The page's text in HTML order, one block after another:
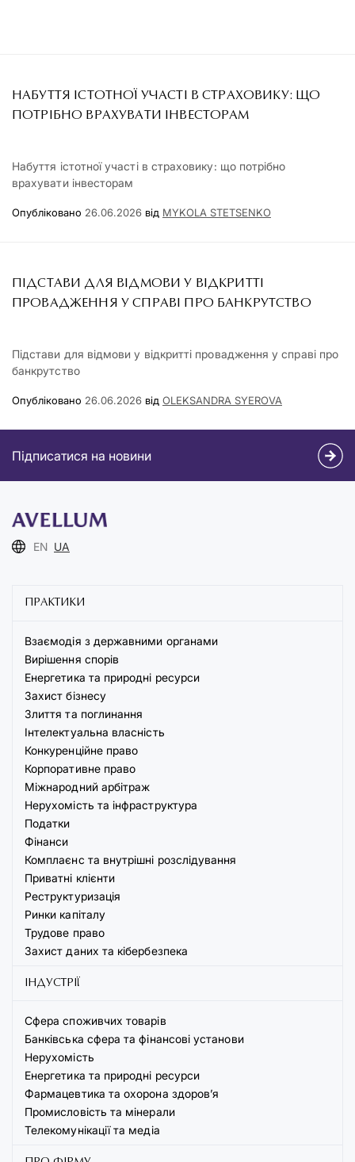
НАБУТТЯ ІСТОТНОЇ УЧАСТІ В СТРАХОВИКУ: ЩО
ПОТРІБНО ВРАХУВАТИ ІНВЕСТОРАМ
Набуття істотної участі в страховику: що потрібно
врахувати інвесторам
Опубліковано 26.06.2026 від MYKOLA STETSENKO
ПІДСТАВИ ДЛЯ ВІДМОВИ У ВІДКРИТТІ
ПРОВАДЖЕННЯ У СПРАВІ ПРО БАНКРУТСТВО
Підстави для відмови у відкритті провадження у справі про
банкрутство
Опубліковано 26.06.2026 від OLEKSANDRA SYEROVA
Підписатися на новини
EN UA
ПРАКТИКИ
Взаємодія з державними органами
Вирішення спорів
Енергетика та природні ресурси
Захист бізнесу
Злиття та поглинання
Інтелектуальна власність
Конкуренційне право
Корпоративне право
Міжнародний арбітраж
Нерухомість та інфраструктура
Податки
Фінанси
Комплаєнс та внутрішні розслідування
Приватні клієнти
Реструктуризація
Ринки капіталу
Трудове право
Захист даних та кібербезпека
ІНДУСТРІЇ
Сфера споживчих товарів
Банківська сфера та фінансові установи
Нерухомість
Енергетика та природні ресурси
Фармацевтика та охорона здоров’я
Промисловість та мінерали
Телекомунікації та медіа